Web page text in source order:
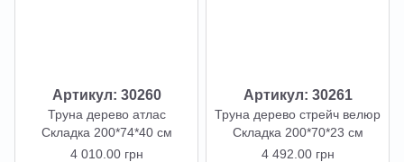
Артикул: 30260
Труна дерево атлас
Складка 200*74*40 см
4 010.00 грн
Артикул: 30261
Труна дерево стрейч велюр
Складка 200*70*23 см
4 492.00 грн